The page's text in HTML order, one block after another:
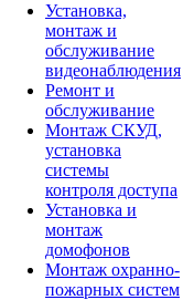
Установка,
монтаж и
обслуживание
видеонаблюдения
Ремонт и
обслуживание
Монтаж СКУД,
установка
системы
контроля доступа
Установка и
монтаж
домофонов
Монтаж охранно-
пожарных систем